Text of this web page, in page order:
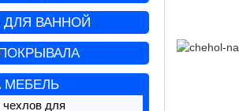
ДЛЯ ВАННОЙ
МЕБЕЛЬ
для